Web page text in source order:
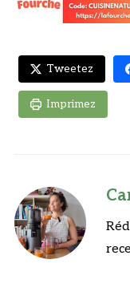
Tweetez
Imprimez